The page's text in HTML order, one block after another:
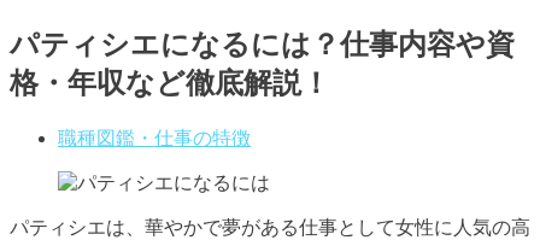
パティシエになるには？仕事内容や資
格・年収など徹底解説！
職種図鑑・仕事の特徴
パティシエは、華やかで夢がある仕事として女性に人気の高